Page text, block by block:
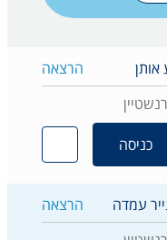
אותן
הרצאה
כניסה
עמדה
הרצאה